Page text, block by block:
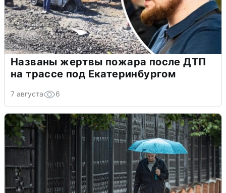
Названы жертвы пожара после ДТП
на трассе под Екатеринбургом
7 августа 6